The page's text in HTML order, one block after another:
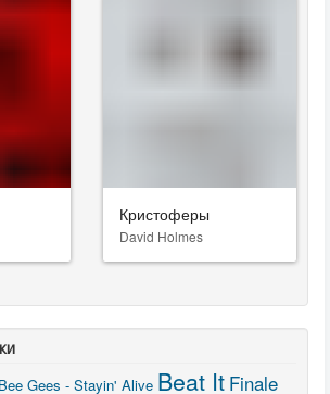
Кристоферы
David Holmes
Bee Gees - Stayin' Alive Beat It Finale